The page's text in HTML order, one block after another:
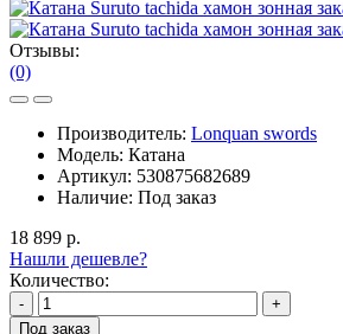
Отзывы:
(0)
Производитель: Lonquan swords
Модель: Катана
Артикул: 530875682689
Наличие: Под заказ
18 899 р.
Нашли дешевле?
Количество:
-
+
Под заказ